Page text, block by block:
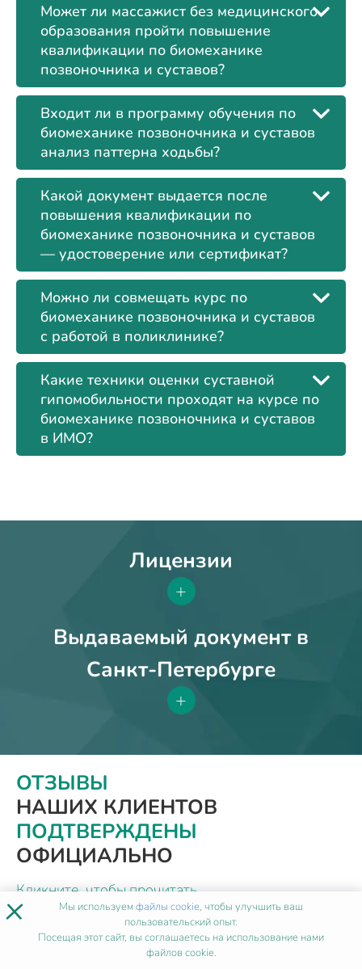
Может ли массажист без медицинского
образования пройти повышение
квалификации по биомеханике
позвоночника и суставов?
Входит ли в программу обучения по
биомеханике позвоночника и суставов
анализ паттерна ходьбы?
Какой документ выдается после
повышения квалификации по
биомеханике позвоночника и суставов
— удостоверение или сертификат?
Можно ли совмещать курс по
биомеханике позвоночника и суставов
с работой в поликлинике?
Какие техники оценки суставной
гипомобильности проходят на курсе по
биомеханике позвоночника и суставов
в ИМО?
Лицензии
+
Выдаваемый документ в
Санкт-Петербурге
+
ОТЗЫВЫ
НАШИХ КЛИЕНТОВ
ПОДТВЕРЖДЕНЫ
ОФИЦИАЛЬНО
Кликните, чтобы прочитать
документ
× Мы используемфайлы cookie, чтобы улучшить ваш
пользовательский опыт.
Посещая этот сайт, вы соглашаетесь на использование нами
файлов cookie.